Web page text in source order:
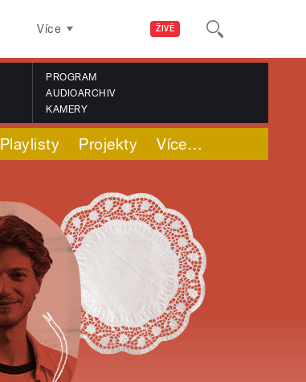
ŽIVĚ
Více
PROGRAM
AUDIOARCHIV
KAMERY
Playlisty Projekty Více…